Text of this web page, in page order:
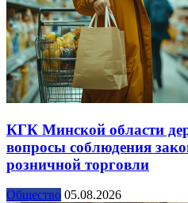
КГК Минской области
вопросы соблюдения
розничной торговли
Общество 05.08.2026